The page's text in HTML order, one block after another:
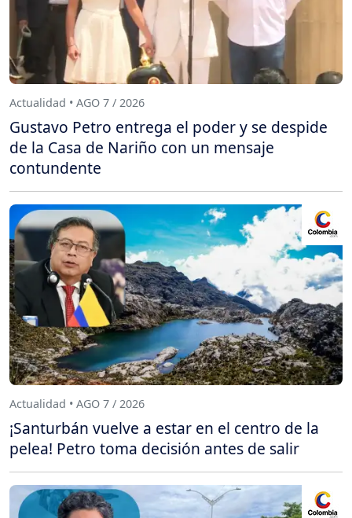
Actualidad • AGO 7 / 2026
Gustavo Petro entrega el poder y se despide
de la Casa de Nariño con un mensaje
contundente
Actualidad • AGO 7 / 2026
¡Santurbán vuelve a estar en el centro de la
pelea! Petro toma decisión antes de salir